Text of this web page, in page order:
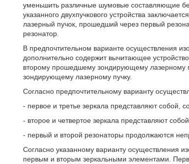
уменьшить различные шумовые составляющие
указанного двухпучкового устройства
лазерный пучок, прошедший через первый
резонатор.
В предпочтительном варианте осуществления
дополнительно содержит вычитающее
второму прошедшему зондирующему лазерному
зондирующему лазерному пучку.
Согласно предпочтительному варианту
- первое и третье зеркала представляют собой,
- второе и четвертое зеркала представляют
- первый и второй резонаторы продолжаются
Согласно указанному варианту осуществления
первым и вторым зеркальными элементами.